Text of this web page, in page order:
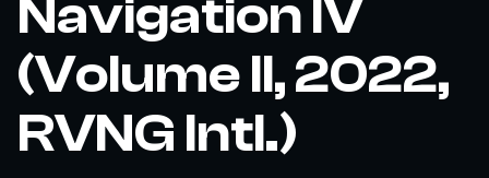
Navigation IV
(Volume II, 2022,
RVNG Intl.)